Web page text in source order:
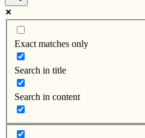
Exact matches only
Search in title
Search in content